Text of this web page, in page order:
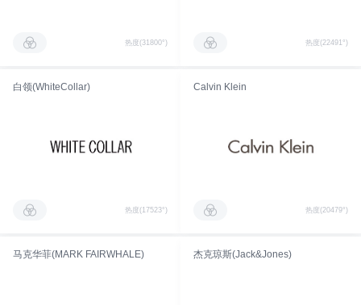
热度(31800°) 热度(22491°)
白领(WhiteCollar)
热度(17523°)
Calvin Klein
热度(20479°)
马克华菲(MARK FAIRWHALE) 杰克琼斯(Jack&Jones)